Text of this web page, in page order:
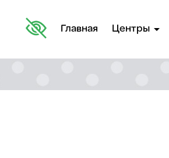
Главная Центры arrow_drop_down